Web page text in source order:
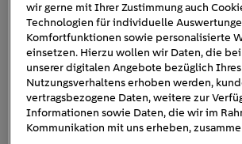
wir gerne mit Ihrer Zustimmung auch
Technologien für individuelle
Komfortfunktionen sowie personalisierte
einsetzen. Hierzu wollen wir Daten, die
unserer digitalen Angebote bezüglich
Nutzungsverhaltens erhoben werden,
vertragsbezogene Daten, weitere zur
Informationen sowie Daten, die wir im
Kommunikation mit uns erheben,